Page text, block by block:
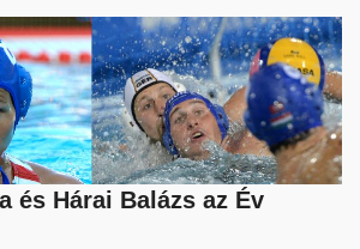
és Hárai Balázs az Év